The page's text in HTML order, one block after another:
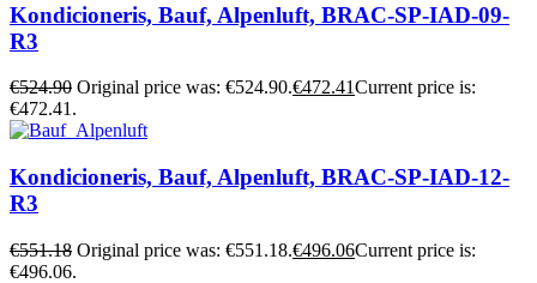
Kondicioneris, Bauf, Alpenluft, BRAC-SP-IAD-09-
R3
€524.90 Original price was: €524.90.€472.41Current price is:
€472.41.
Kondicioneris, Bauf, Alpenluft, BRAC-SP-IAD-12-
R3
€551.18 Original price was: €551.18.€496.06Current price is:
€496.06.